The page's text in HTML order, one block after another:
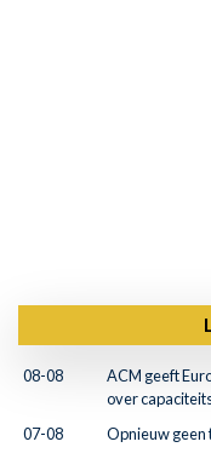
08-08
ACM geeft
over
07-08
Opnieuw geen